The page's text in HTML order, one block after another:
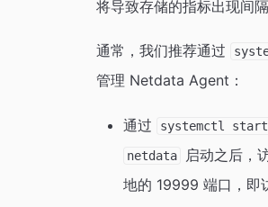
将导致存储的指标出现间隔
通常，我们推荐通过
管理 Netdata Agent：
通过 systemctl start
netdata
启动之后，
地的 19999 端口，即